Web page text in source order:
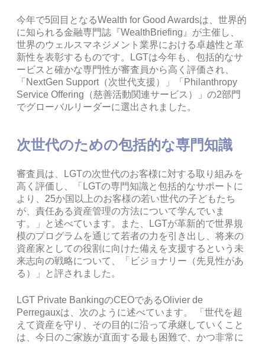
今年で5回目となるWealth for Good Awardsは、世界的
に知られる金融専門誌『WealthBriefing』が主催し、
世界のウェルスマネジメント業界における卓越性と革
新性を表彰するものです。LGTは今年も、包括的なサ
ービスと確かな専門性が審査員から高く評価され、
「NextGen Support（次世代支援）」「Philanthropy
Service Offering（慈善活動関連サービス）」の2部門
でグローバルリーダーに選出されました。
次世代のための包括的な専門知識
審査員は、LGTの次世代のお客様に対する取り組みを
高く評価し、「LGTの専門知識と包括的なサポートに
より、25か国以上のお客様の若い世代の子どもたち
が、責任ある資産管理の方法について学んでいま
す。」と述べています。また、LGTが革新的で世界規
模のプログラムを通じて若者の力を引き出し、将来の
資産家としての役割に向けた備えを支援するという未
来志向の戦略について、「ビジョナリー（先見性があ
る）」と評されました。
LGT Private BankingのCEOであるOlivier de
Perregauxは、次のように述べています。 「世代を超
えて資産を守り、その目的に沿って承継していくこと
は、今日のご家族が直面する最も困難で、かつ非常に